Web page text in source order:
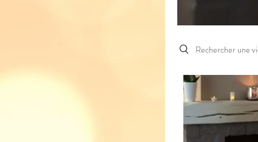
Search videos